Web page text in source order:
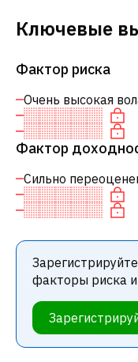
Ключевые
Фактор риска
Очень высокая
Фактор
Сильно
факторы риска